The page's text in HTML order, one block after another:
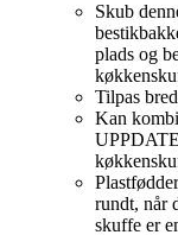
Skub
plads og
Tilpas
Kan
rundt, når
skuffe er